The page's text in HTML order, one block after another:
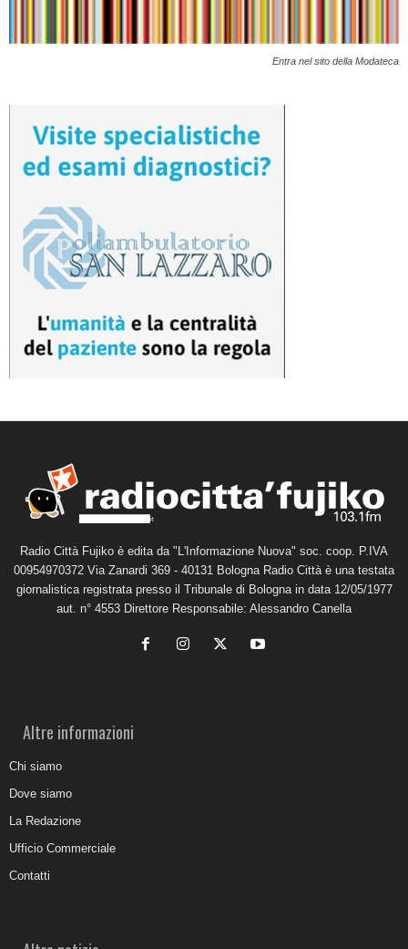
Entra nel sito della Modateca
Radio Città Fujiko è edita da "L'Informazione Nuova" soc. coop. P.IVA
00954970372 Via Zanardi 369 - 40131 Bologna Radio Città è una testata
giornalistica registrata presso il Tribunale di Bologna in data 12/05/1977
aut. n° 4553 Direttore Responsabile: Alessandro Canella
Altre informazioni
Chi siamo
Dove siamo
La Redazione
Ufficio Commerciale
Contatti